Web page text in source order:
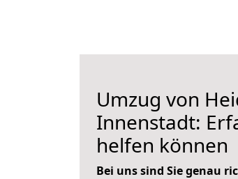
Umzug von
Innenstadt:
helfen können
Bei uns sind Sie genau